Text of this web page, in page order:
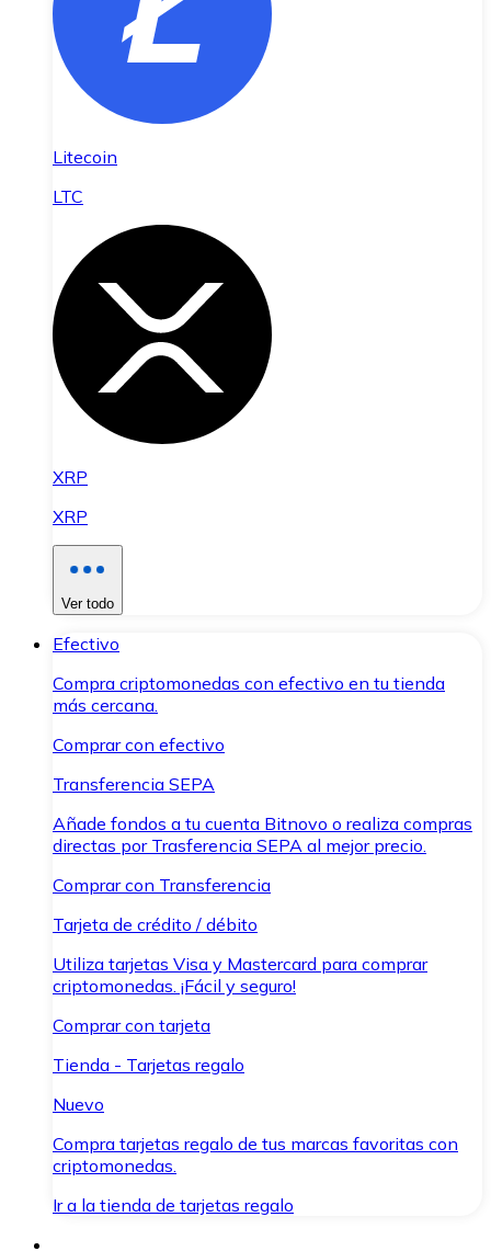
Litecoin
LTC
XRP
XRP
Ver todo
Efectivo
Compra criptomonedas con efectivo en tu tienda
más cercana.
Comprar con efectivo
Transferencia SEPA
Añade fondos a tu cuenta Bitnovo o realiza compras
directas por Trasferencia SEPA al mejor precio.
Comprar con Transferencia
Tarjeta de crédito / débito
Utiliza tarjetas Visa y Mastercard para comprar
criptomonedas. ¡Fácil y seguro!
Comprar con tarjeta
Tienda - Tarjetas regalo
Nuevo
Compra tarjetas regalo de tus marcas favoritas con
criptomonedas.
Ir a la tienda de tarjetas regalo